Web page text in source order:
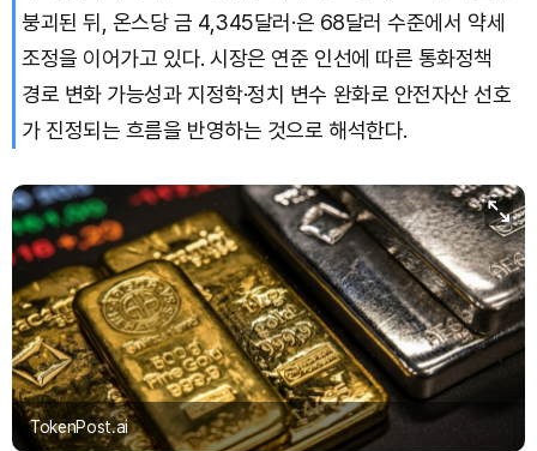
Dogecoin (DOGE) ₩98.98(+1.09%)
Bitcoin (BTC) ₩91,455,389(+0.26%)
붕괴된 뒤, 온스당 금 4,345달러·은 68달러 수준에서 약세
조정을 이어가고 있다. 시장은 연준 인선에 따른 통화정책
경로 변화 가능성과 지정학·정치 변수 완화로 안전자산 선호
가 진정되는 흐름을 반영하는 것으로 해석한다.
TokenPost.ai